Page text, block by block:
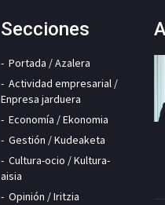
Secciones
Portada / Azalera
Actividad empresarial /
Enpresa jarduera
Economía / Ekonomia
Gestión / Kudeaketa
Cultura-ocio / Kultura-
aisia
Opinión / Iritzia